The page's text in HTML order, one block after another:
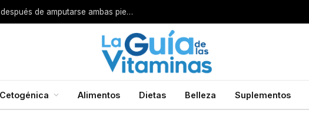
Por esta razón encarcelan a un cirujano después de amputarse ambas piernas
Cetogénica Alimentos Dietas Belleza Suplementos